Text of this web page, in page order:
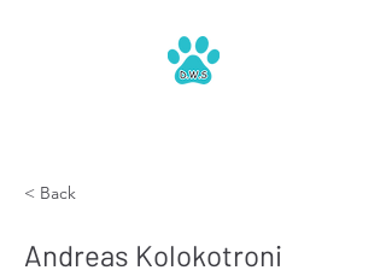
< Back
Andreas Kolokotroni